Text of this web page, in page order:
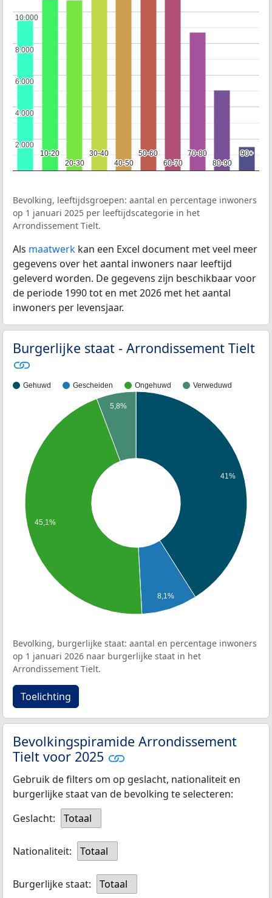
10-20
10-20
20-30
20-30
30-40
30-40
40-50
40-50
50-60
50-60
60-70
60-70
70-80
70-80
80-90
80-90
90+
90+
2.000
2.000
4.000
4.000
6.000
6.000
8.000
8.000
10.000
10.000
Bevolking, leeftijdsgroepen: aantal en percentage inwoners
op 1 januari 2025 per leeftijdscategorie in het
Arrondissement Tielt.
Als maatwerk kan een Excel document met veel meer
gegevens over het aantal inwoners naar leeftijd
geleverd worden. De gegevens zijn beschikbaar voor
de periode 1990 tot en met 2026 met het aantal
inwoners per levensjaar.
Burgerlijke staat - Arrondissement Tielt
Gehuwd Gescheiden Ongehuwd Verweduwd
41%
8,1%
5,8%
45,1%
Bevolking, burgerlijke staat: aantal en percentage inwoners
op 1 januari 2026 naar burgerlijke staat in het
Arrondissement Tielt.
Toelichting
Bevolkingspiramide Arrondissement
Tielt voor 2025
Gebruik de filters om op geslacht, nationaliteit en
burgerlijke staat van de bevolking te selecteren:
Geslacht:
Totaal
Nationaliteit: Totaal
Burgerlijke staat: Totaal